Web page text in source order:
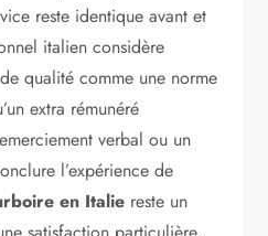
reste identique avant et
italien considère
qualité comme une norme
extra rémunéré
verbal ou un
l’expérience de
en Italie reste un